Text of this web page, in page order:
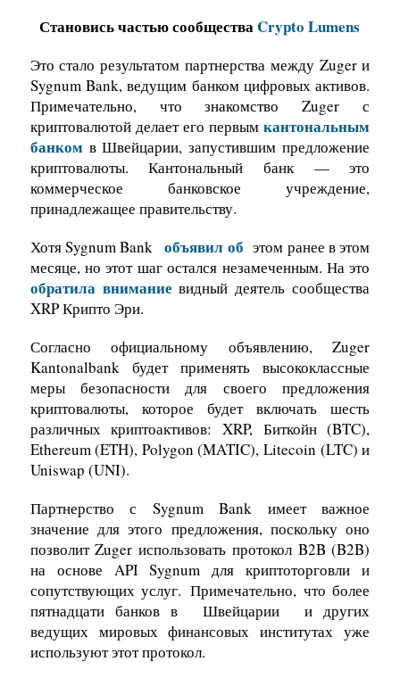
Становись частью сообществаCrypto Lumens
Это стало результатом партнерства между Zuger и
Sygnum Bank, ведущим банком цифровых активов.
Примечательно, что знакомство Zuger с
криптовалютой делает его первымкантональным
банком в Швейцарии, запустившим предложение
криптовалюты. Кантональный банк — это
коммерческое банковское учреждение,
принадлежащее правительству.
Хотя Sygnum Bankобъявил об этом ранее в этом
месяце, но этот шаг остался незамеченным. На это
обратила внимание видный деятель сообщества
XRP Крипто Эри.
Согласно официальному объявлению, Zuger
Kantonalbank будет применять высококлассные
меры безопасности для своего предложения
криптовалюты, которое будет включать шесть
различных криптоактивов: XRP, Биткойн (BTC),
Ethereum (ETH), Polygon (MATIC), Litecoin (LTC) и
Uniswap (UNI).
Партнерство с Sygnum Bank имеет важное
значение для этого предложения, поскольку оно
позволит Zuger использовать протокол B2B (B2B)
на основе API Sygnum для криптоторговли и
сопутствующих услуг. Примечательно, что более
пятнадцати банков вШвейцарии и других
ведущих мировых финансовых институтах уже
используют этот протокол.